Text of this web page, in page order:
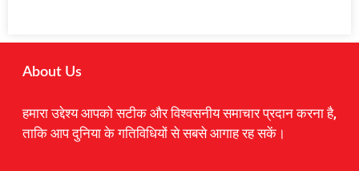
About Us
हमारा उद्देश्य आपको सटीक और विश्वसनीय समाचार प्रदान करना है,
ताकि आप दुनिया के गतिविधियों से सबसे आगाह रह सकें।